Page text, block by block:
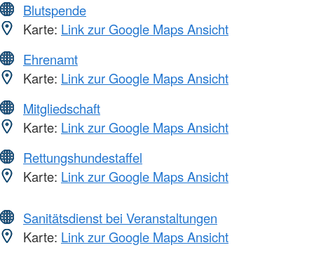
Blutspende
Karte: Link zur Google Maps Ansicht
Ehrenamt
Karte: Link zur Google Maps Ansicht
Mitgliedschaft
Karte: Link zur Google Maps Ansicht
Rettungshundestaffel
Karte: Link zur Google Maps Ansicht
Sanitätsdienst bei Veranstaltungen
Karte: Link zur Google Maps Ansicht